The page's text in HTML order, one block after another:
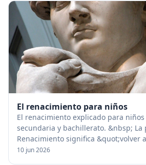
El renacimiento para niños
El renacimiento explicado para
secundaria y bachillerato. &nbsp; La
Renacimiento significa &quot;volver
aplica al movimiento intelectual que
10 jun 2026